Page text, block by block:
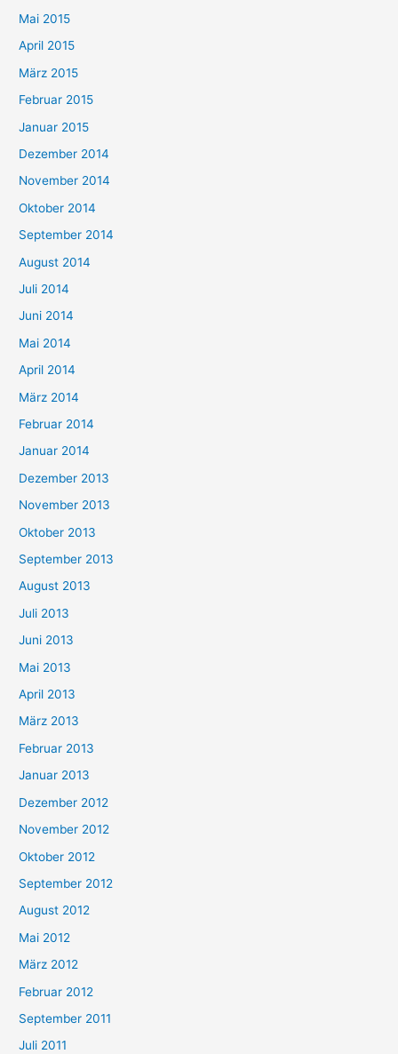
Mai 2015
April 2015
März 2015
Februar 2015
Januar 2015
Dezember 2014
November 2014
Oktober 2014
September 2014
August 2014
Juli 2014
Juni 2014
Mai 2014
April 2014
März 2014
Februar 2014
Januar 2014
Dezember 2013
November 2013
Oktober 2013
September 2013
August 2013
Juli 2013
Juni 2013
Mai 2013
April 2013
März 2013
Februar 2013
Januar 2013
Dezember 2012
November 2012
Oktober 2012
September 2012
August 2012
Mai 2012
März 2012
Februar 2012
September 2011
Juli 2011